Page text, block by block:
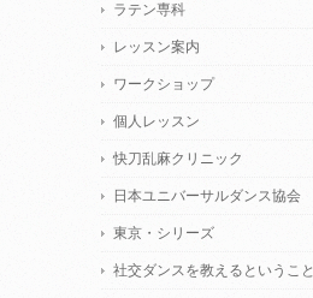
ラテン専科
レッスン案内
ワークショップ
個人レッスン
快刀乱麻クリニック
日本ユニバーサルダンス協会
東京・シリーズ
社交ダンスを教えるということ